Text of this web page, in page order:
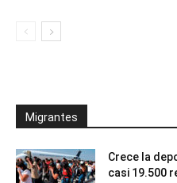
Migrantes
Crece la
casi 19.500